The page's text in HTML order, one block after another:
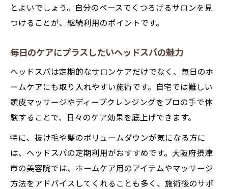
とよいでしょう。自分のペースでくつろげるサロンを見
つけることが、継続利用のポイントです。
毎日のケアにプラスしたいヘッドスパの魅力
ヘッドスパは定期的なサロンケアだけでなく、毎日のホ
ームケアにも取り入れやすい施術です。自宅では難しい
頭皮マッサージやディープクレンジングをプロの手で体
験することで、日々のケア効果を底上げできます。
特に、抜け毛や髪のボリュームダウンが気になる方に
は、ヘッドスパの定期利用がおすすめです。大阪府摂津
市の美容院では、ホームケア用のアイテムやマッサージ
方法をアドバイスしてくれることも多く、施術後のサポ